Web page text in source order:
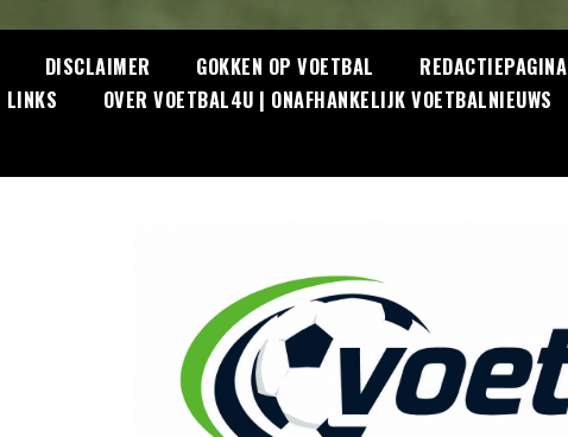
DISCLAIMER GOKKEN OP VOETBAL REDACTIEPAGINA
LINKS OVER VOETBAL4U | ONAFHANKELIJK VOETBALNIEUWS